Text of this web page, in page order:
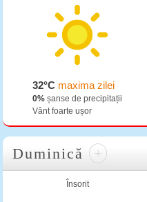
32°C maxima zilei
0% șanse de precipitații
Vânt foarte ușor
Duminică +
Însorit